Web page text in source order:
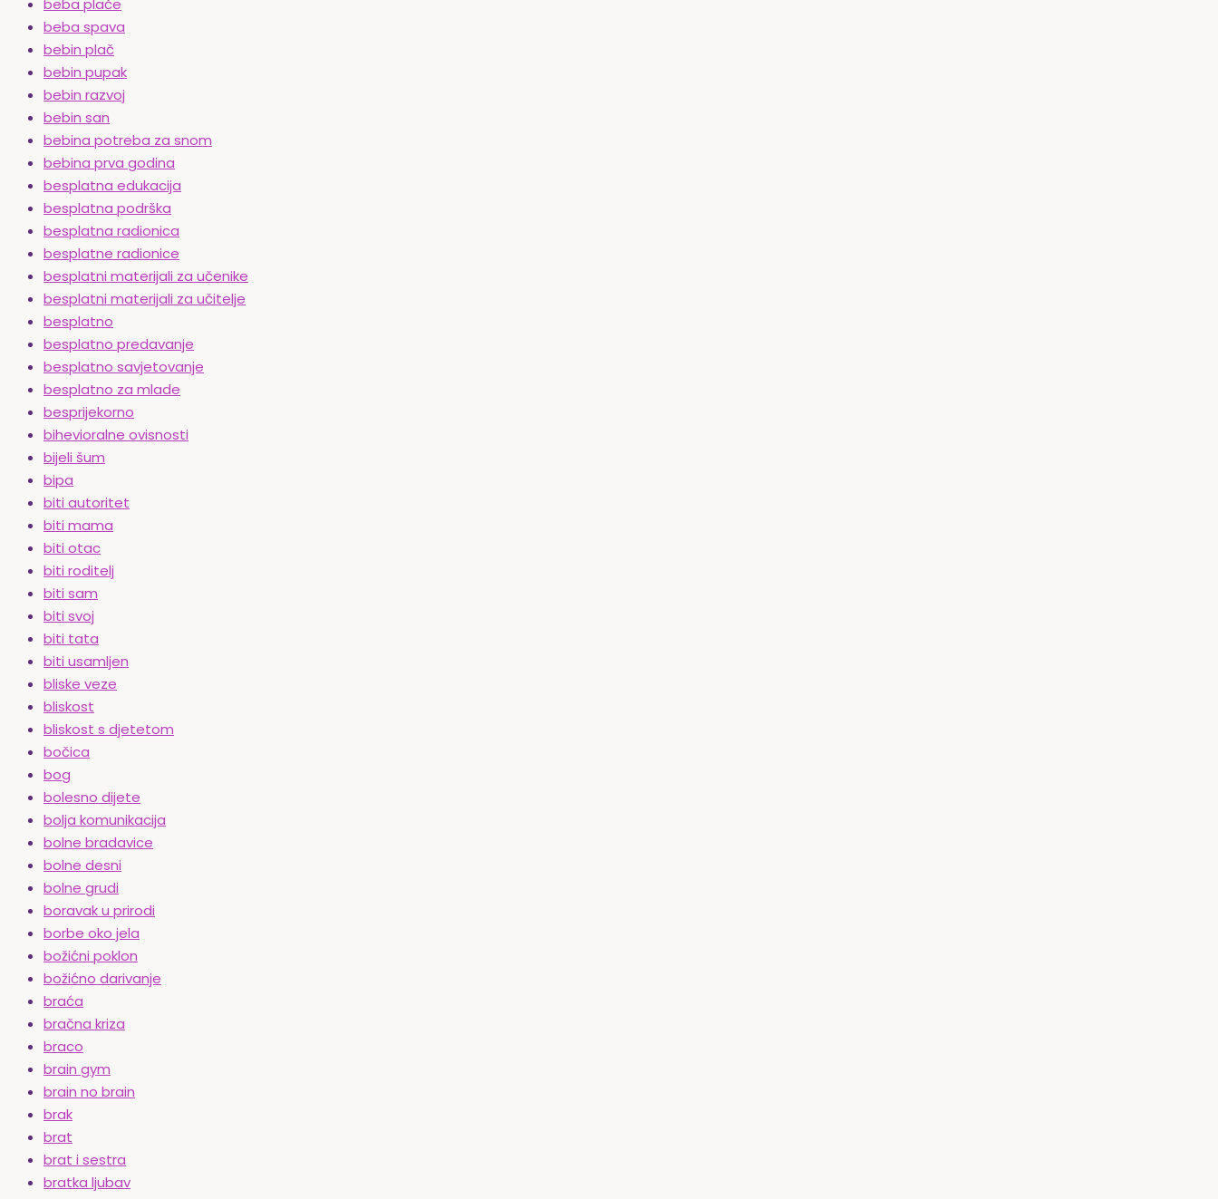
beba plače
beba spava
bebin plač
bebin pupak
bebin razvoj
bebin san
bebina potreba za snom
bebina prva godina
besplatna edukacija
besplatna podrška
besplatna radionica
besplatne radionice
besplatni materijali za učenike
besplatni materijali za učitelje
besplatno
besplatno predavanje
besplatno savjetovanje
besplatno za mlade
besprijekorno
bihevioralne ovisnosti
bijeli šum
bipa
biti autoritet
biti mama
biti otac
biti roditelj
biti sam
biti svoj
biti tata
biti usamljen
bliske veze
bliskost
bliskost s djetetom
bočica
bog
bolesno dijete
bolja komunikacija
bolne bradavice
bolne desni
bolne grudi
boravak u prirodi
borbe oko jela
božićni poklon
božićno darivanje
braća
bračna kriza
braco
brain gym
brain no brain
brak
brat
brat i sestra
bratka ljubav